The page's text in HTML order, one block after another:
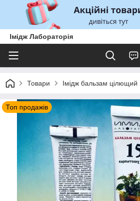
Імідж Лабораторія
Товари Імідж бальзам цілющий
Топ продажів